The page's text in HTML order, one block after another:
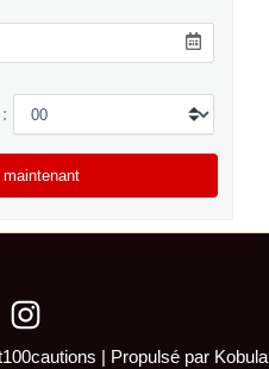
:
| Propulsé par Kobula